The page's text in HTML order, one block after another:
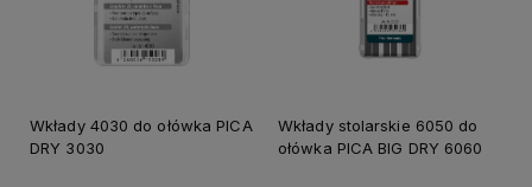
Wkłady 4030 do ołówka PICA
DRY 3030
Wkłady stolarskie 6050 do
ołówka PICA BIG DRY 6060